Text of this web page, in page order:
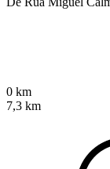
0 km
7,3 km